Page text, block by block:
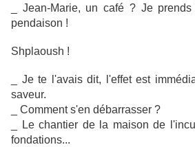
_ Jean-Marie, un café ? Je
pendaison !
Shplaoush !
_ Je te l'avais dit, l'effet est
saveur.
_ Comment s'en débarrasser ?
_ Le chantier de la maison de
fondations...